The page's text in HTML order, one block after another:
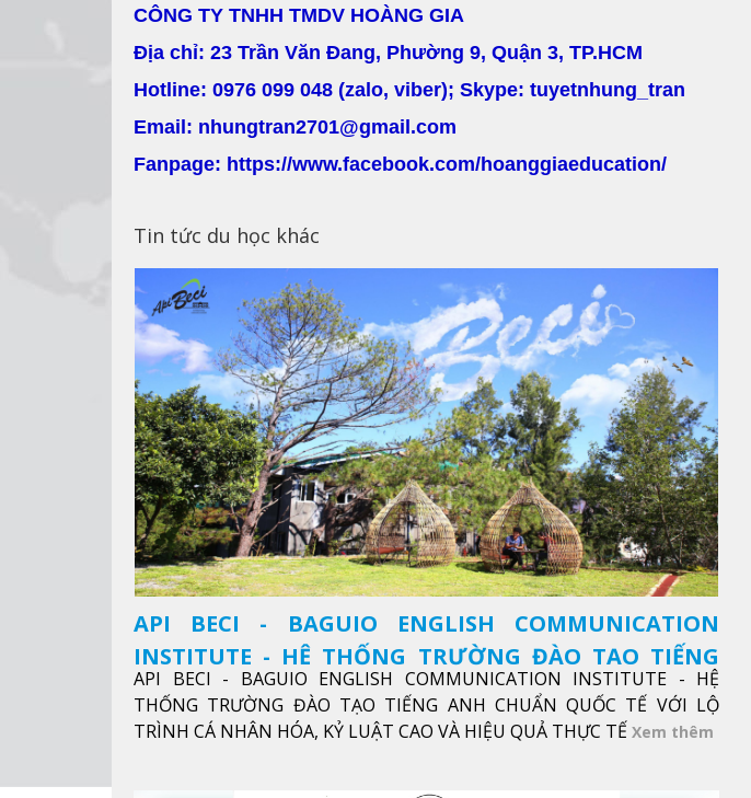
CÔNG TY TNHH TMDV HOÀNG GIA
Địa chỉ: 23 Trần Văn Đang, Phường 9, Quận 3, TP.HCM
Hotline: 0976 099 048 (zalo, viber); Skype: tuyetnhung_tran
Email: nhungtran2701@gmail.com
Fanpage: https://www.facebook.com/hoanggiaeducation/
Tin tức du học khác
API BECI - BAGUIO ENGLISH COMMUNICATION
INSTITUTE - HỆ THỐNG TRƯỜNG ĐÀO TẠO TIẾNG
ANH CHUẨN QUỐC TẾ
API BECI - BAGUIO ENGLISH COMMUNICATION INSTITUTE - HỆ
THỐNG TRƯỜNG ĐÀO TẠO TIẾNG ANH CHUẨN QUỐC TẾ VỚI LỘ
TRÌNH CÁ NHÂN HÓA, KỶ LUẬT CAO VÀ HIỆU QUẢ THỰC TẾ Xem thêm